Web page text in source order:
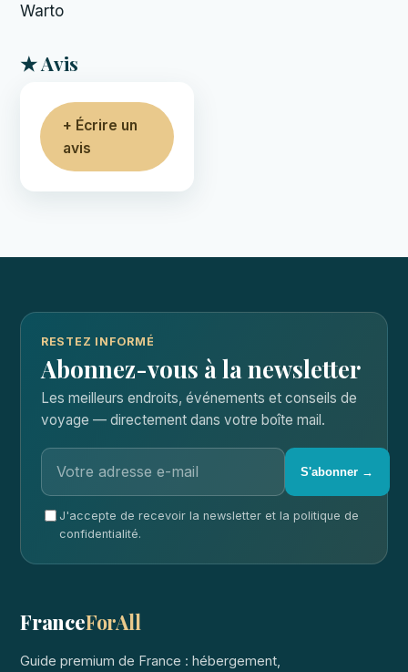
Warto
★ Avis
+ Écrire un
avis
RESTEZ INFORMÉ
Abonnez-vous à la newsletter
Les meilleurs endroits, événements et conseils de
voyage — directement dans votre boîte mail.
S'abonner →
J'accepte de recevoir la newsletter et la politique de
confidentialité.
FranceForAll
Guide premium de France : hébergement,